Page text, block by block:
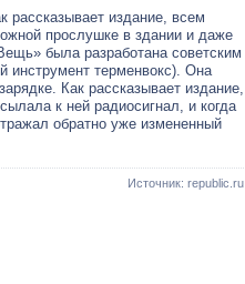
рассказывает издание, всем
прослушке в здании и даже
была разработана советским
инструмент терменвокс). Она
Как рассказывает издание,
к ней радиосигнал, и когда
обратно уже измененный
Источник: republic.ru